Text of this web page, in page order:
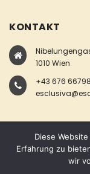
KONTAKT
1010 Wien
+43 676
Diese
Erfahrung zu
wir